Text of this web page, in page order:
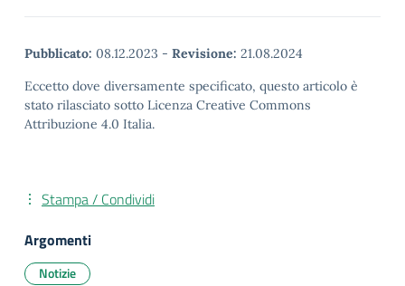
Pubblicato: 08.12.2023 - Revisione: 21.08.2024
Eccetto dove diversamente specificato, questo articolo è
stato rilasciato sotto Licenza Creative Commons
Attribuzione 4.0 Italia.
Stampa / Condividi
Argomenti
Notizie